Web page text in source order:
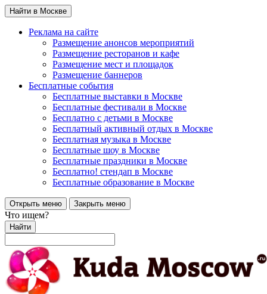
Найти в Москве
Реклама на сайте
Размещение анонсов мероприятий
Размещение ресторанов и кафе
Размещение мест и площадок
Размещение баннеров
Бесплатные события
Бесплатные выставки в Москве
Бесплатные фестивали в Москве
Бесплатно с детьми в Москве
Бесплатный активный отдых в Москве
Бесплатная музыка в Москве
Бесплатные шоу в Москве
Бесплатные праздники в Москве
Бесплатно! стендап в Москве
Бесплатные образование в Москве
Открыть меню Закрыть меню
Что ищем?
Найти